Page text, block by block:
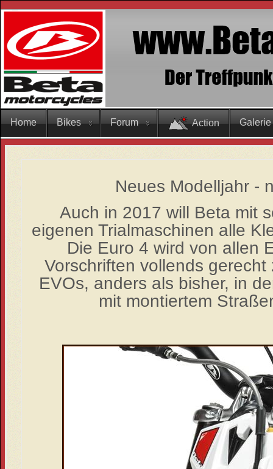
Home Bikes Forum Action Galerie
Neues Modelljahr -
Auch in 2017 will Beta mit
eigenen Trialmaschinen alle
Die Euro 4 wird von allen
Vorschriften vollends
EVOs, anders als bisher, in
mit montiertem